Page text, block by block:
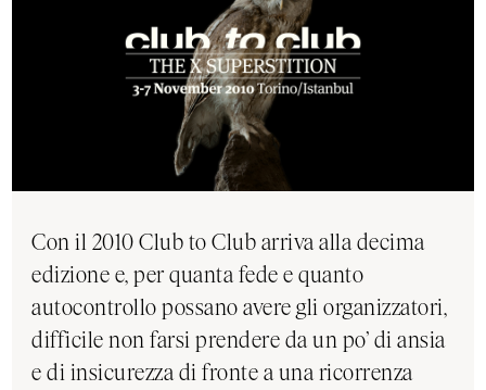
Con il 2010 Club to Club arriva alla decima
edizione e, per quanta fede e quanto
autocontrollo possano avere gli organizzatori,
difficile non farsi prendere da un po’ di ansia
e di insicurezza di fronte a una ricorrenza